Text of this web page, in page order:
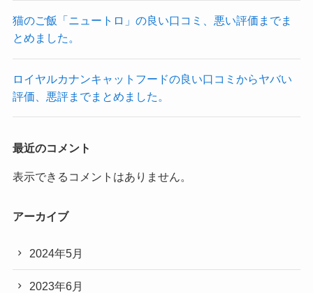
猫のご飯「ニュートロ」の良い口コミ、悪い評価までま
とめました。
ロイヤルカナンキャットフードの良い口コミからヤバい
評価、悪評までまとめました。
最近のコメント
表示できるコメントはありません。
アーカイブ
2024年5月
2023年6月